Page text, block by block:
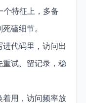
个特征上，多备
磕细节。
进代码里，访问出
试、留记录，稳
着用，访问频率放